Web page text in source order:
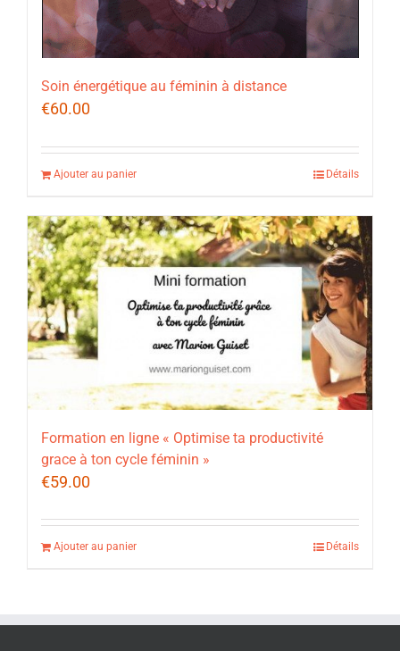
Soin énergétique au féminin à distance
€60.00
Ajouter au panier Détails
Formation en ligne « Optimise ta productivité
grace à ton cycle féminin »
€59.00
Ajouter au panier Détails